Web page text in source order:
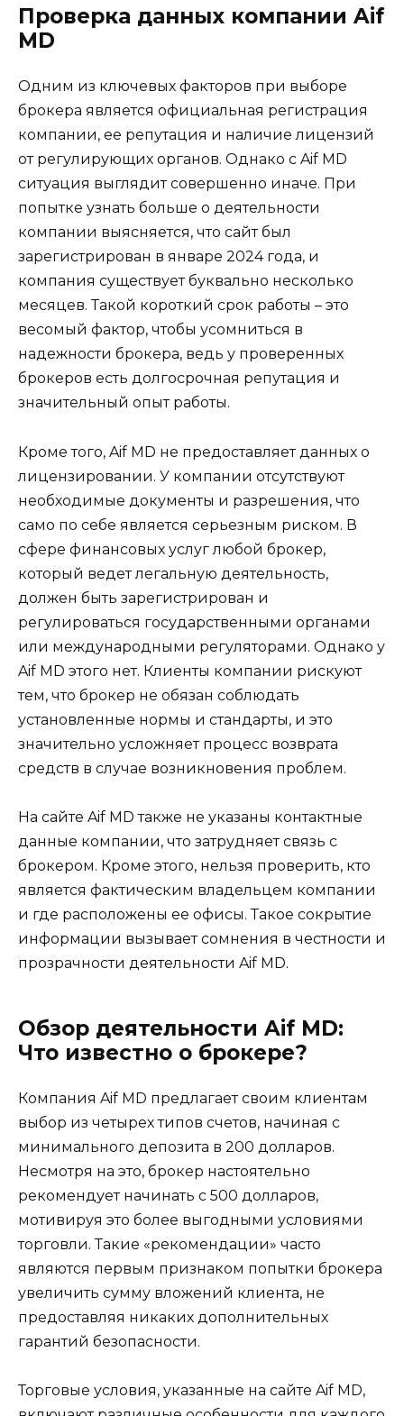
Проверка данных компании Aif
MD
Одним из ключевых факторов при выборе
брокера является официальная регистрация
компании, ее репутация и наличие лицензий
от регулирующих органов. Однако с Aif MD
ситуация выглядит совершенно иначе. При
попытке узнать больше о деятельности
компании выясняется, что сайт был
зарегистрирован в январе 2024 года, и
компания существует буквально несколько
месяцев. Такой короткий срок работы – это
весомый фактор, чтобы усомниться в
надежности брокера, ведь у проверенных
брокеров есть долгосрочная репутация и
значительный опыт работы.
Кроме того, Aif MD не предоставляет данных о
лицензировании. У компании отсутствуют
необходимые документы и разрешения, что
само по себе является серьезным риском. В
сфере финансовых услуг любой брокер,
который ведет легальную деятельность,
должен быть зарегистрирован и
регулироваться государственными органами
или международными регуляторами. Однако у
Aif MD этого нет. Клиенты компании рискуют
тем, что брокер не обязан соблюдать
установленные нормы и стандарты, и это
значительно усложняет процесс возврата
средств в случае возникновения проблем.
На сайте Aif MD также не указаны контактные
данные компании, что затрудняет связь с
брокером. Кроме этого, нельзя проверить, кто
является фактическим владельцем компании
и где расположены ее офисы. Такое сокрытие
информации вызывает сомнения в честности и
прозрачности деятельности Aif MD.
Обзор деятельности Aif MD:
Что известно о брокере?
Компания Aif MD предлагает своим клиентам
выбор из четырех типов счетов, начиная с
минимального депозита в 200 долларов.
Несмотря на это, брокер настоятельно
рекомендует начинать с 500 долларов,
мотивируя это более выгодными условиями
торговли. Такие «рекомендации» часто
являются первым признаком попытки брокера
увеличить сумму вложений клиента, не
предоставляя никаких дополнительных
гарантий безопасности.
Торговые условия, указанные на сайте Aif MD,